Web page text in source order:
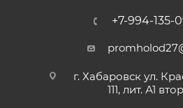
+7-994-135-
г. Хабаровск ул.
111, лит. А1